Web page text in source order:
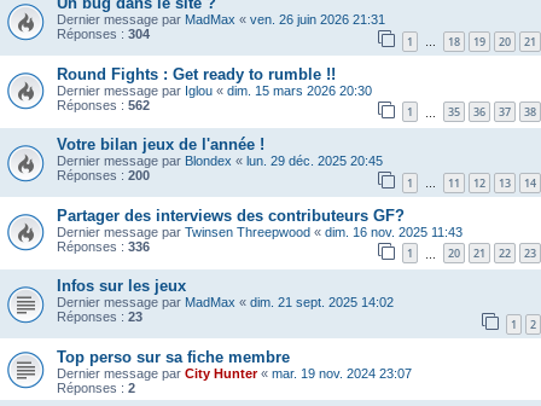
Dernier message par MadMax « ven. 26 juin 2026 21:31
Réponses : 304 1 18 19 20 21
Round Fights : Get ready to rumble !!
Dernier message par Iglou « dim. 15 mars 2026 20:30
Réponses : 562 1 35 36 37 38
Votre bilan jeux de l'année !
Dernier message par Blondex « lun. 29 déc. 2025 20:45
Réponses : 200 1 … 11 12 13 14
Partager des interviews des contributeurs GF?
Dernier message par Twinsen Threepwood « dim. 16 nov. 2025 11:43
Réponses : 336 1 20 21 22 23
Infos sur les jeux
Dernier message par MadMax « dim. 21 sept. 2025 14:02
Réponses : 23 1 2
Top perso sur sa fiche membre
Dernier message par City Hunter« mar. 19 nov. 2024 23:07
Réponses : 2